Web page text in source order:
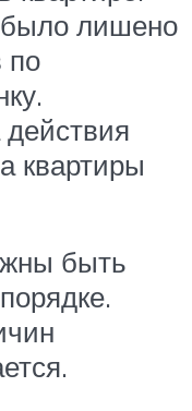
лишено
по
квартиры
быть